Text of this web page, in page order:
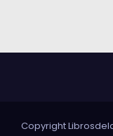
n
Copyright